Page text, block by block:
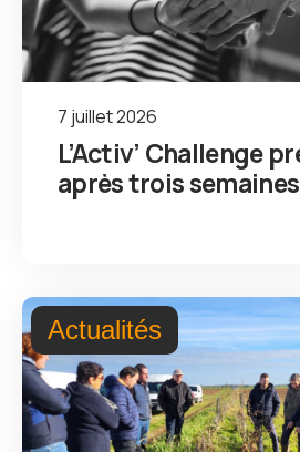
7 juillet 2026
L’Activ’ Challenge
après trois
Actualités